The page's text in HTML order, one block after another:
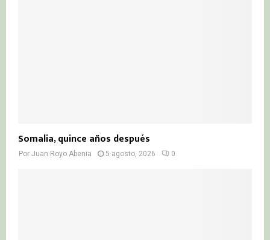
Somalia, quince años después
Por Juan Royo Abenia 5 agosto, 2026 0